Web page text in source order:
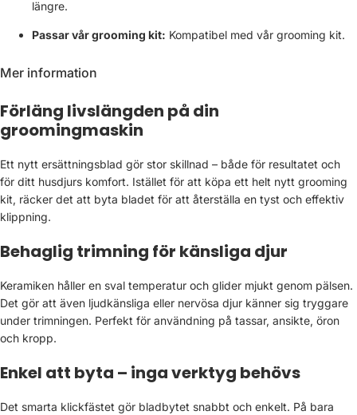
längre.
Passar vårgrooming kit: Kompatibel med vår grooming kit.
Mer information
Förläng livslängden på din
groomingmaskin
Ett nytt ersättningsblad gör stor skillnad – både för resultatet och
för ditt husdjurs komfort. Istället för att köpa ett helt nytt grooming
kit, räcker det att byta bladet för att återställa en tyst och effektiv
klippning.
Behaglig trimning för känsliga djur
Keramiken håller en sval temperatur och glider mjukt genom pälsen.
Det gör att även ljudkänsliga eller nervösa djur känner sig tryggare
under trimningen. Perfekt för användning på tassar, ansikte, öron
och kropp.
Enkel att byta – inga verktyg behövs
Det smarta klickfästet gör bladbytet snabbt och enkelt. På bara